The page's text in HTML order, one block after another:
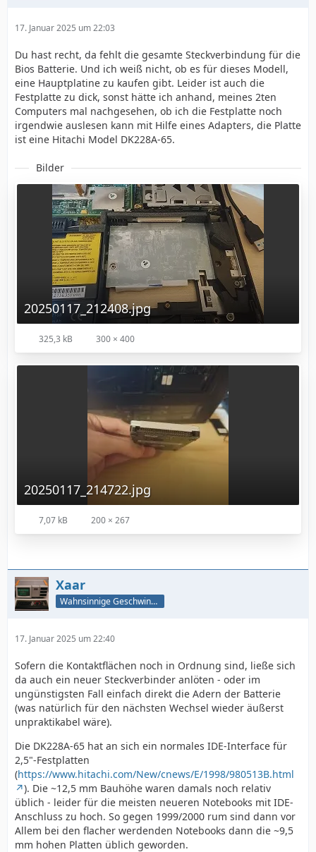
17. Januar 2025 um 22:03
Du hast recht, da fehlt die gesamte Steckverbindung für die
Bios Batterie. Und ich weiß nicht, ob es für dieses Modell,
eine Hauptplatine zu kaufen gibt. Leider ist auch die
Festplatte zu dick, sonst hätte ich anhand, meines 2ten
Computers mal nachgesehen, ob ich die Festplatte noch
irgendwie auslesen kann mit Hilfe eines Adapters, die Platte
ist eine Hitachi Model DK228A-65.
Bilder
20250117_212408.jpg
325,3 kB 300 × 400
20250117_214722.jpg
7,07 kB 200 × 267
Xaar
Wahnsinnige Geschwindigkeit - und los!
17. Januar 2025 um 22:40
Sofern die Kontaktflächen noch in Ordnung sind, ließe sich
da auch ein neuer Steckverbinder anlöten - oder im
ungünstigsten Fall einfach direkt die Adern der Batterie
(was natürlich für den nächsten Wechsel wieder äußerst
unpraktikabel wäre).
Die DK228A-65 hat an sich ein normales IDE-Interface für
2,5"-Festplatten
(https://www.hitachi.com/New/cnews/E/1998/980513B.html
). Die ~12,5 mm Bauhöhe waren damals noch relativ
üblich - leider für die meisten neueren Notebooks mit IDE-
Anschluss zu hoch. So gegen 1999/2000 rum sind dann vor
Allem bei den flacher werdenden Notebooks dann die ~9,5
mm hohen Platten üblich geworden.